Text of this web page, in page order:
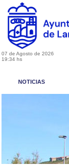
07 de Agosto de 2026
19:34 hs
NOTICIAS